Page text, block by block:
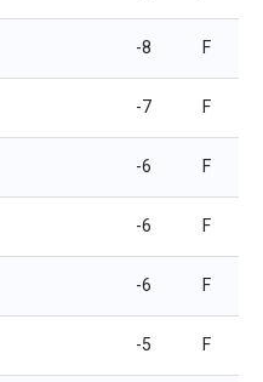
-8 F
-7 F
-6 F
-6 F
-6 F
-5 F